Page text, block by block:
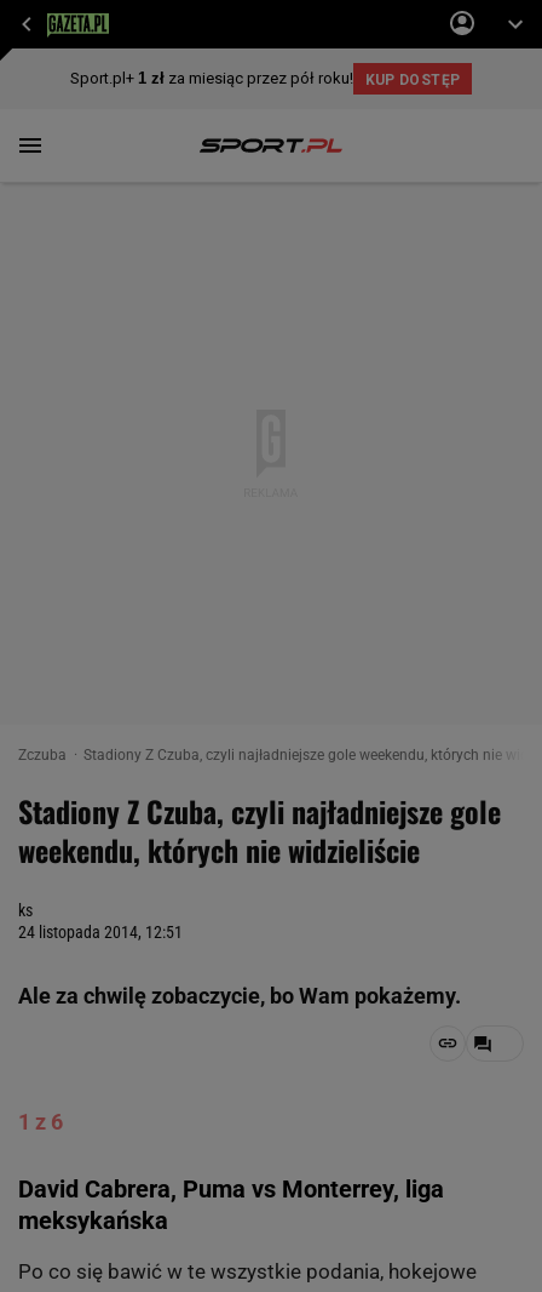
Zczuba Stadiony Z Czuba, czyli najładniejsze gole weekendu, których nie
Stadiony Z Czuba, czyli najładniejsze gole
weekendu, których nie widzieliście
ks
24 listopada 2014, 12:51
Ale za chwilę zobaczycie, bo Wam pokażemy.
1 z 6
David Cabrera, Puma vs Monterrey, liga
meksykańska
Po co się bawić w te wszystkie podania, hokejowe